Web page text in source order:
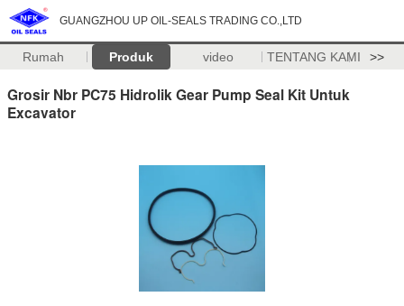
GUANGZHOU UP OIL-SEALS TRADING CO.,LTD
Rumah Produk video TENTANG KAMI >>
Grosir Nbr PC75 Hidrolik Gear Pump Seal Kit Untuk
Excavator